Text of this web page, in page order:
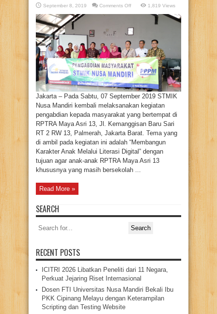
September 8, 2019 Comments Offon
Membangun
Karakter
Anak
Lingkungan
RPTRA
Maya
Asri
13
Melalui
Literasi
Digital
1,819 Views
Jakarta – Pada Sabtu, 07 September 2019 STMIK
Nusa Mandiri kembali melaksanakan kegiatan
pengabdian kepada masyarakat yang bertempat di
RPTRA Maya Asri 13, Jl. Kemanggisan Baru Sari
RT 2 RW 13, Palmerah, Jakarta Barat. Tema yang
di ambil pada kegiatan ini adalah “Membangun
Karakter Anak Melalui Literasi Digital” dengan
tujuan agar anak-anak RPTRA Maya Asri 13
khususnya yang masih bersekolah ...
Read More »
SEARCH
Search
for:
RECENT POSTS
ICITRI 2026 Libatkan Peneliti dari 11 Negara,
Perkuat Jejaring Riset Internasional
Dosen FTI Universitas Nusa Mandiri Bekali Ibu
PKK Cipinang Melayu dengan Keterampilan
Scripting dan Testing Website